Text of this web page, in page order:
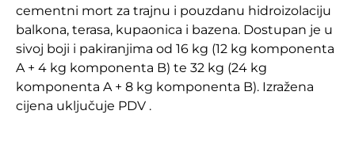
cementni mort za trajnu i pouzdanu hidroizolaciju
balkona, terasa, kupaonica i bazena. Dostupan je u
sivoj boji i pakiranjima od 16 kg (12 kg komponenta
A + 4 kg komponenta B) te 32 kg (24 kg
komponenta A + 8 kg komponenta B). Izražena
cijena uključuje PDV .